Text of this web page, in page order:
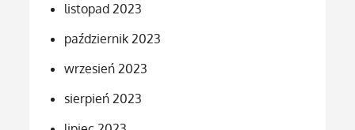
listopad 2023
październik 2023
wrzesień 2023
sierpień 2023